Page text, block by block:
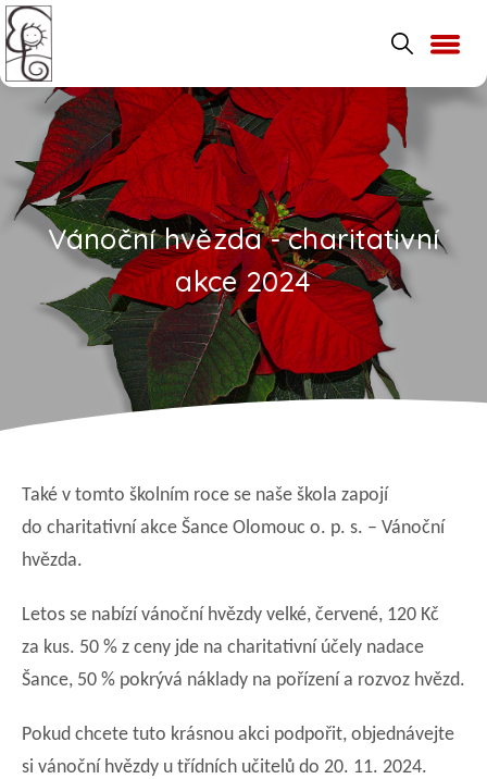
Vánoční hvězda - charitativní
akce 2024
Také v tomto školním roce se naše škola zapojí
do charitativní akce Šance Olomouc o. p. s. – Vánoční
hvězda.
Letos se nabízí vánoční hvězdy velké, červené, 120 Kč
za kus. 50 % z ceny jde na charitativní účely nadace
Šance, 50 % pokrývá náklady na pořízení a rozvoz hvězd.
Pokud chcete tuto krásnou akci podpořit, objednávejte
si vánoční hvězdy u třídních učitelů do 20. 11. 2024.